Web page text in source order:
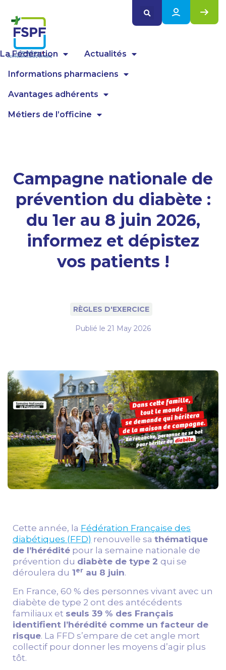
La Fédération Actualités
Informations pharmaciens
Avantages adhérents
Métiers de l’officine
Campagne nationale de
prévention du diabète :
du 1er au 8 juin 2026,
informez et dépistez
vos patients !
RÈGLES D'EXERCICE
Publié le 21 May 2026
Cette année, la Fédération Française des
diabétiques (FFD) renouvelle sa thématique
de l’hérédité pour la semaine nationale de
prévention du diabète de type 2 qui se
déroulera du 1er au 8 juin.
En France, 60 % des personnes vivant avec un
diabète de type 2 ont des antécédents
familiaux et seuls 39 % des Français
identifient l’hérédité comme un facteur de
risque. La FFD s’empare de cet angle mort
collectif pour donner les moyens d’agir plus
tôt.